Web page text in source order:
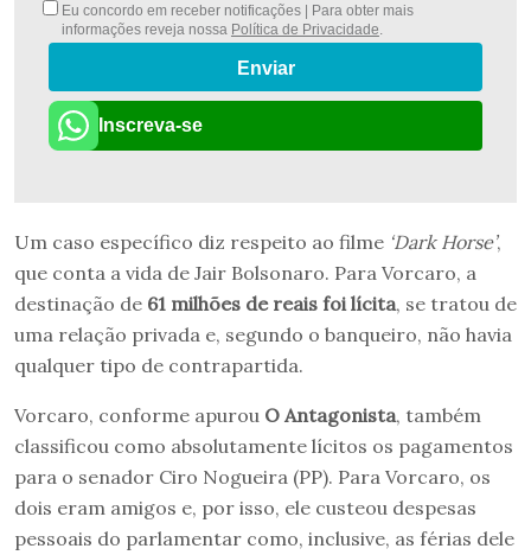
Eu concordo em receber notificações | Para obter mais
informações reveja nossa Política de Privacidade.
Enviar
Inscreva-se
Um caso específico diz respeito ao filme ‘Dark Horse’,
que conta a vida de Jair Bolsonaro. Para Vorcaro, a
destinação de 61 milhões de reais foi lícita, se tratou de
uma relação privada e, segundo o banqueiro, não havia
qualquer tipo de contrapartida.
Vorcaro, conforme apurou O Antagonista, também
classificou como absolutamente lícitos os pagamentos
para o senador Ciro Nogueira (PP). Para Vorcaro, os
dois eram amigos e, por isso, ele custeou despesas
pessoais do parlamentar como, inclusive, as férias dele